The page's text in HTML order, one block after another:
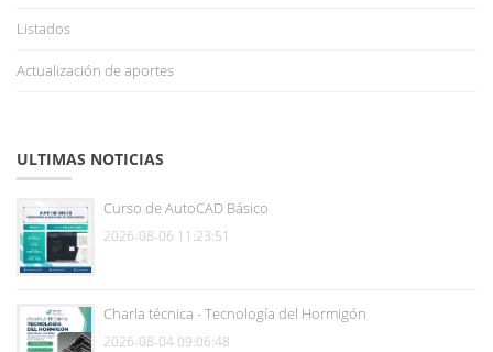
Listados
Actualización de aportes
ULTIMAS NOTICIAS
Curso de AutoCAD Básico
2026-08-06 11:23:51
Charla técnica - Tecnología del Hormigón
2026-08-04 09:06:48